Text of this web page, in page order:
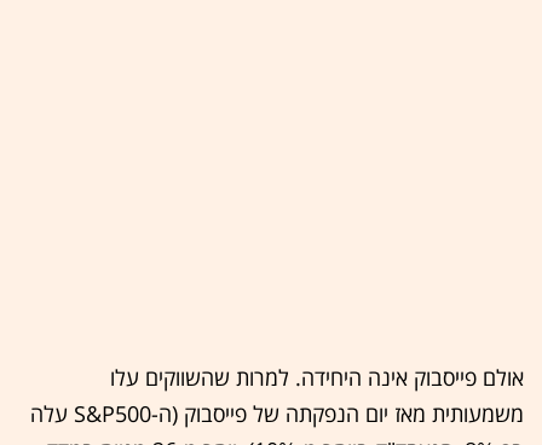
אולם פייסבוק אינה היחידה. למרות שהשווקים עלו
משמעותית מאז יום הנפקתה של פייסבוק (ה-S&P500 עלה